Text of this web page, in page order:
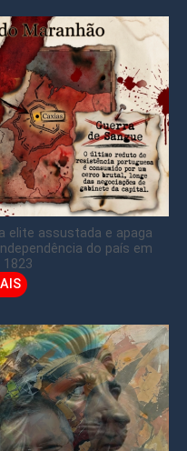
elite assustada e apaga
do país em
1823